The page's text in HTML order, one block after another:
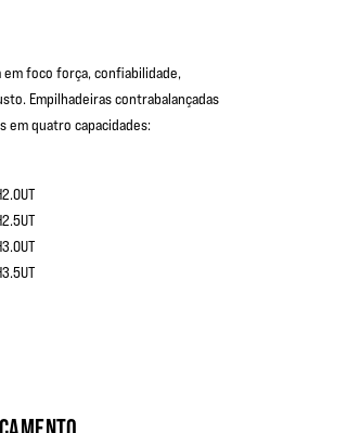
em foco força, confiabilidade,
Empilhadeiras contrabalançadas
em quatro capacidades: